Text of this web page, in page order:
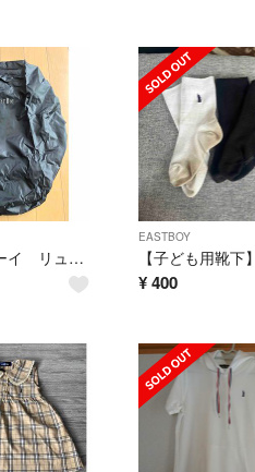
イーストボーイ リュック レインカバーのみ②
EASTBOY
¥ 400